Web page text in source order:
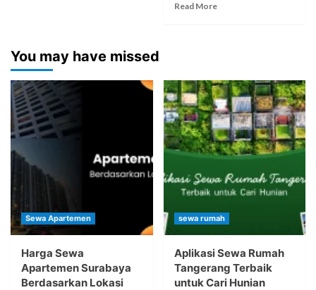
Read More
You may have missed
Sewa Apartemen
Harga Sewa
Apartemen Surabaya
Berdasarkan Lokasi
sewa rumah
Aplikasi Sewa Rumah
Tangerang Terbaik
untuk Cari Hunian